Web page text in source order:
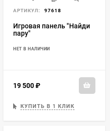
АРТИКУЛ: 97618
Игровая панель "Найди
пару"
НЕТ В НАЛИЧИИ
19 500
КУПИТЬ В 1 КЛИК